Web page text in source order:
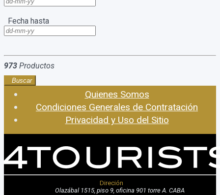
Fecha hasta
973 Productos
Buscar
Quienes Somos
Condiciones Generales de Contratación
Privacidad y Uso del Sitio
Direción
Olazábal 1515, piso 9, oficina 901 torre A. CABA